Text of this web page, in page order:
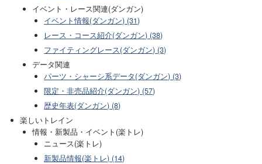
イベント・レース関連(ダンガン)
イベント情報(ダンガン) (31)
レース・コース紹介(ダンガン) (38)
ファイティングレース(ダンガン) (3)
データ関連
パーツ・シャーシ系データ(ダンガン) (3)
限定・非売品紹介(ダンガン) (57)
歴史年表(ダンガン) (8)
楽しいトレイン
情報・新製品・イベント(楽トレ)
ニュース(楽トレ)
新製品情報(楽トレ) (14)